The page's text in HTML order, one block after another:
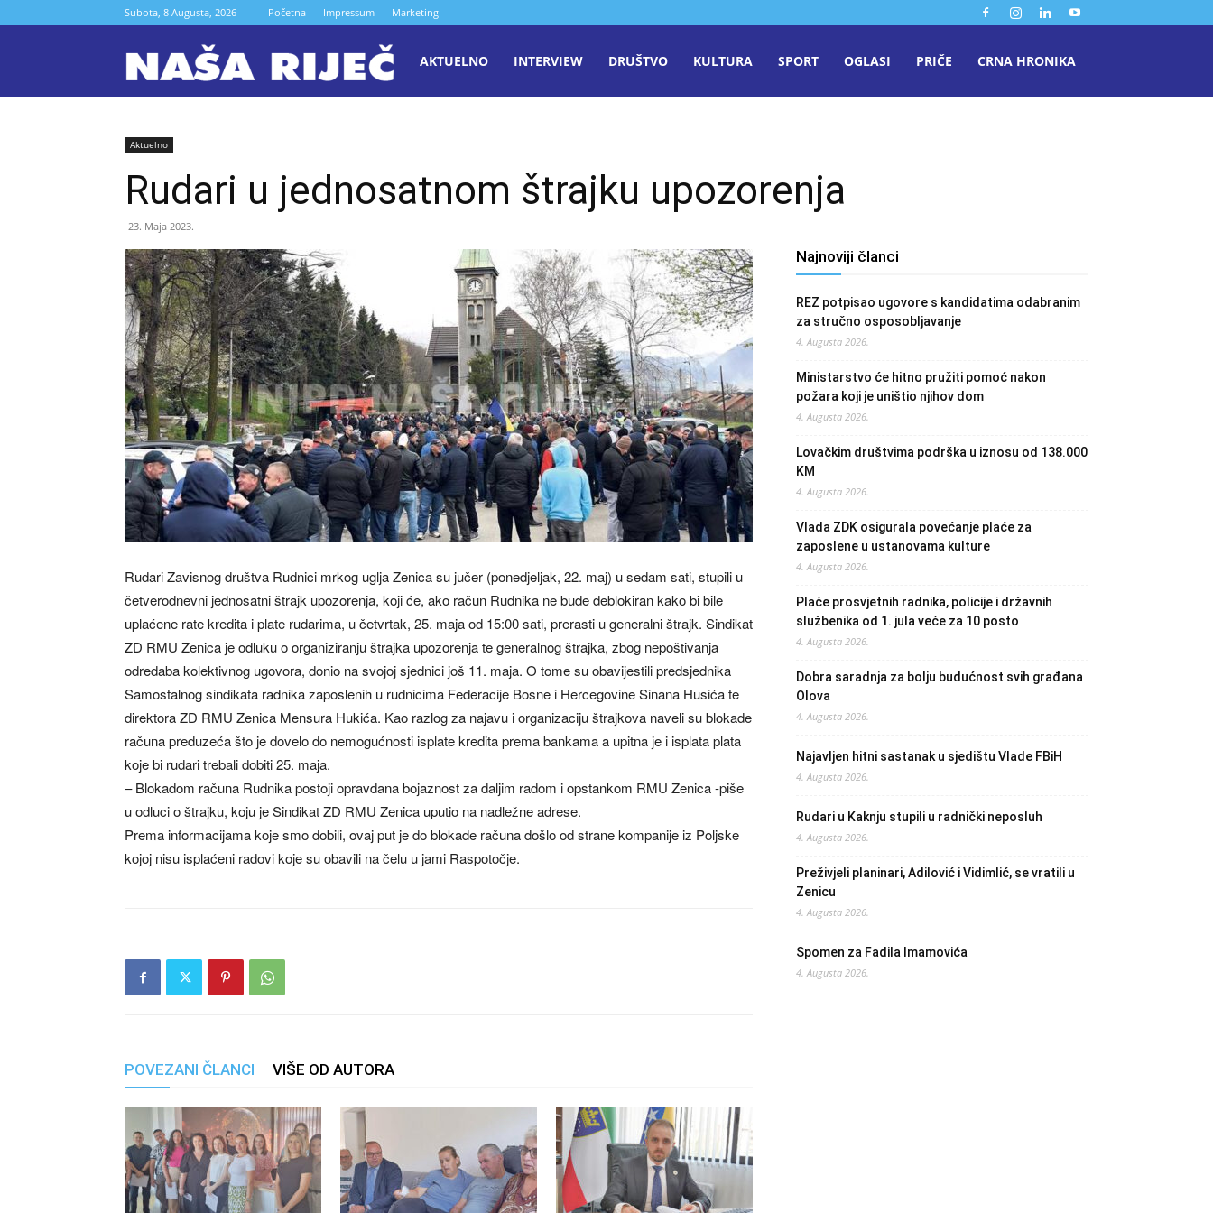
Subota, 8 Augusta, 2026 Početna Impressum Marketing
Naša
Zenica
AKTUELNO INTERVIEW DRUŠTVO KULTURA SPORT OGLASI PRIČE CRNA HRONIKA
Aktuelno
Rudari u jednosatnom štrajku upozorenja
23. Maja 2023.
Rudari Zavisnog društva Rudnici mrkog uglja Zenica su jučer (ponedjeljak, 22. maj) u sedam sati, stupili u
četverodnevni jednosatni štrajk upozorenja, koji će, ako račun Rudnika ne bude deblokiran kako bi bile
uplaćene rate kredita i plate rudarima, u četvrtak, 25. maja od 15:00 sati, prerasti u generalni štrajk. Sindikat
ZD RMU Zenica je odluku o organiziranju štrajka upozorenja te generalnog štrajka, zbog nepoštivanja
odredaba kolektivnog ugovora, donio na svojoj sjednici još 11. maja. O tome su obavijestili predsjednika
Samostalnog sindikata radnika zaposlenih u rudnicima Federacije Bosne i Hercegovine Sinana Husića te
direktora ZD RMU Zenica Mensura Hukića. Kao razlog za najavu i organizaciju štrajkova naveli su blokade
računa preduzeća što je dovelo do nemogućnosti isplate kredita prema bankama a upitna je i isplata plata
koje bi rudari trebali dobiti 25. maja.
– Blokadom računa Rudnika postoji opravdana bojaznost za daljim radom i opstankom RMU Zenica -piše
u odluci o štrajku, koju je Sindikat ZD RMU Zenica uputio na nadležne adrese.
Prema informacijama koje smo dobili, ovaj put je do blokade računa došlo od strane kompanije iz Poljske
kojoj nisu isplaćeni radovi koje su obavili na čelu u jami Raspotočje.
POVEZANI ČLANCI VIŠE OD AUTORA
Najnoviji članci
REZ potpisao ugovore s kandidatima odabranim
za stručno osposobljavanje
4. Augusta 2026.
Ministarstvo će hitno pružiti pomoć nakon
požara koji je uništio njihov dom
4. Augusta 2026.
Lovačkim društvima podrška u iznosu od 138.000
KM
4. Augusta 2026.
Vlada ZDK osigurala povećanje plaće za
zaposlene u ustanovama kulture
4. Augusta 2026.
Plaće prosvjetnih radnika, policije i državnih
službenika od 1. jula veće za 10 posto
4. Augusta 2026.
Dobra saradnja za bolju budućnost svih građana
Olova
4. Augusta 2026.
Najavljen hitni sastanak u sjedištu Vlade FBiH
4. Augusta 2026.
Rudari u Kaknju stupili u radnički neposluh
4. Augusta 2026.
Preživjeli planinari, Adilović i Vidimlić, se vratili u
Zenicu
4. Augusta 2026.
Spomen za Fadila Imamovića
4. Augusta 2026.